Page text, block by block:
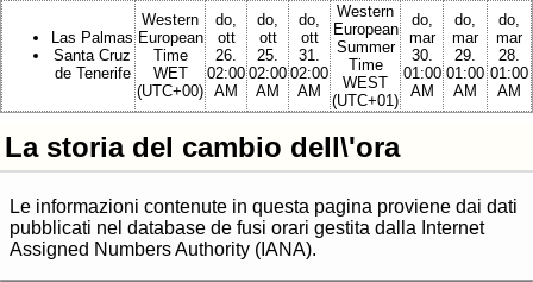
Las Palmas
Santa Cruz
de Tenerife
Western
European
Time
WET
(UTC+00)
do,
ott
26.
02:00
AM
do,
ott
25.
02:00
AM
do,
ott
31.
02:00
AM
Western
European
Summer
Time
WEST
(UTC+01)
do,
mar
30.
01:00
AM
do,
mar
29.
01:00
AM
do,
mar
28.
01:00
AM
La storia del cambio dell\'ora
Le informazioni contenute in questa pagina proviene dai dati
pubblicati nel database de fusi orari gestita dalla Internet
Assigned Numbers Authority (IANA).